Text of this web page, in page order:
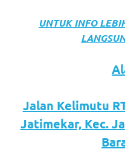
rolex.
Here
UNTUK INFO
Jalan Kelimutu
Jatimekar, Kec.